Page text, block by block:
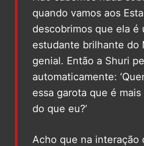
quando vamos aos
descobrimos que ela é
estudante brilhante do
genial. Então a Shuri
automaticamente:
essa garota que é
do que eu?’
Acho que na interação